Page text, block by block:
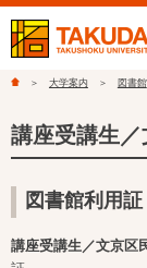
大学案内 図書館
講座受講生
図書館利用証
講座受講生／文京区